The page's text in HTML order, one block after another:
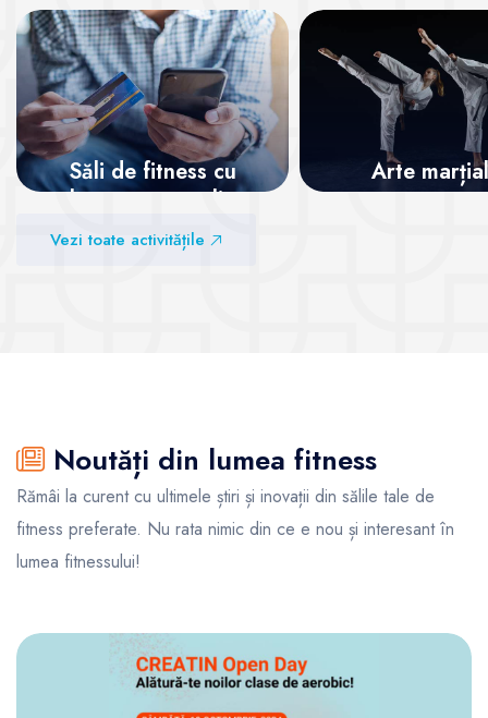
Săli de fitness cu
abonamente online
Arte
Vezi toate activitățile
Noutăți din lumea fitness
Rămâi la curent cu ultimele știri și inovații din sălile tale de
fitness preferate. Nu rata nimic din ce e nou și interesant în
lumea fitnessului!